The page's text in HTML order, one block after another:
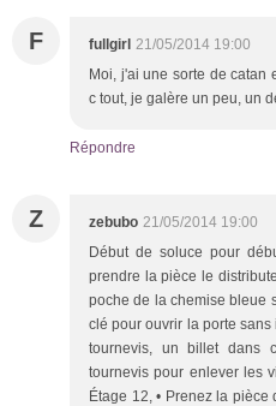
F fullgirl 21/05/2014 19:00
Moi, j'ai une sorte de catan
c tout, je galère un peu, un
Répondre
Z zebubo 21/05/2014 19:00
Début de soluce pour
prendre la pièce le
poche de la chemise bleue
clé pour ouvrir la porte
tournevis, un billet dans
tournevis pour enlever les
Étage 12, • Prenez la pièce